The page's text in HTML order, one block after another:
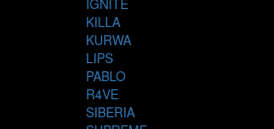
YETI
KILLA
KURWA
LIPS
PABLO
R4VE
SIBERIA